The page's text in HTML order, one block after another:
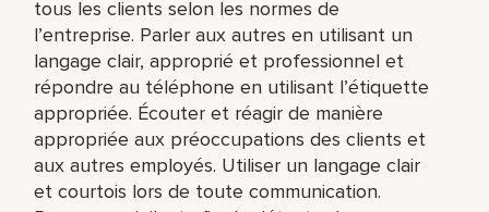
tous les clients selon les normes de
l’entreprise. Parler aux autres en utilisant un
langage clair, approprié et professionnel et
répondre au téléphone en utilisant l’étiquette
appropriée. Écouter et réagir de manière
appropriée aux préoccupations des clients et
aux autres employés. Utiliser un langage clair
et courtois lors de toute communication.